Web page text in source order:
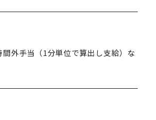
間外手当（1分単位で算出し支給）な